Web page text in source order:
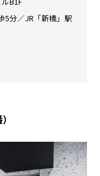
5分／JR「新橋」駅